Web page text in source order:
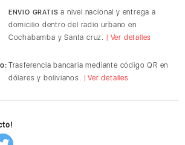
ENVIO GRATIS a nivel nacional y entrega a
domicilio dentro del radio urbano en
Cochabamba y Santa cruz.
| Ver detalles
Trasferencia bancaria mediante código QR en
dólares y bolivianos.
| Ver detalles